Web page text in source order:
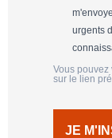
urgents
Vous pouvez
sur le lien
JE